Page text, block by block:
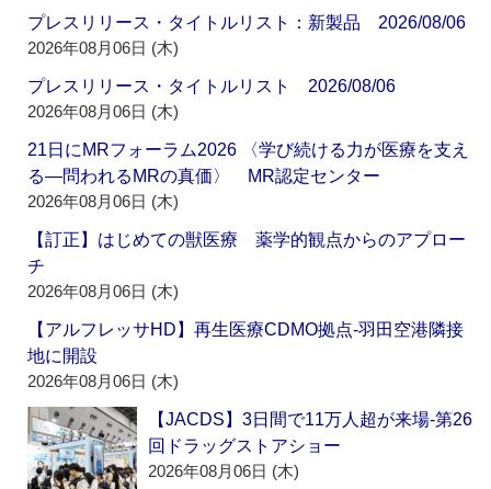
プレスリリース・タイトルリスト：新製品 2026/08/06
2026年08月06日 (木)
プレスリリース・タイトルリスト 2026/08/06
2026年08月06日 (木)
21日にMRフォーラム2026 〈学び続ける力が医療を支え
る―問われるMRの真価〉 MR認定センター
2026年08月06日 (木)
【訂正】はじめての獣医療 薬学的観点からのアプロー
チ
2026年08月06日 (木)
【アルフレッサHD】再生医療CDMO拠点‐羽田空港隣接
地に開設
2026年08月06日 (木)
【JACDS】3日間で11万人超が来場‐第26
回ドラッグストアショー
2026年08月06日 (木)